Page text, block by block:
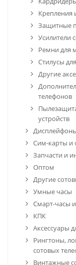
Крепления
Защитные
Усилители
Ремни для
Стилусы
Другие
телефонов
устройств
Сим-карты и
Запчасти и
Оптом
Другие
Умные часы
Смарт-часы
КПК
Аксессуары
Рингтоны,
сотовых
Винтажные